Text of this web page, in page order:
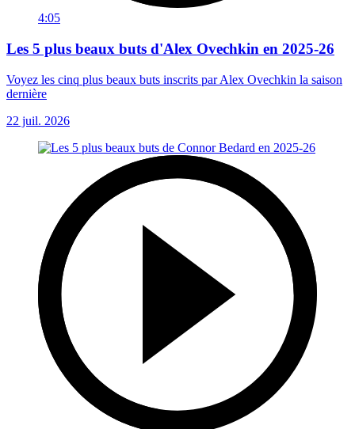
4:05
Les 5 plus beaux buts d'Alex Ovechkin en 2025-26
Voyez les cinq plus beaux buts inscrits par Alex Ovechkin la saison
dernière
22 juil. 2026